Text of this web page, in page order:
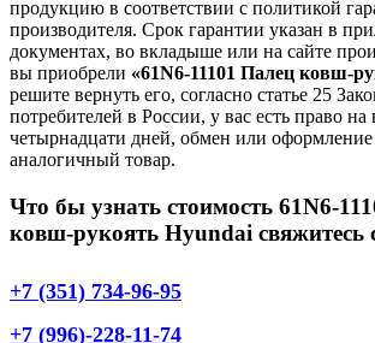
продукцию в соответствии с политикой
производителя. Срок гарантии указан в
документах, во вкладыше или на сайте
вы приобрели «61N6-11101 Палец ковш-
решите вернуть его, согласно статье 25
потребителей в России, у вас есть право на
четырнадцати дней, обмен или оформление
аналогичный товар.
Что бы узнать стоимость 61N6-
ковш-рукоять Hyundai свяжитесь
+7 (351) 734-96-95
+7 (996)-228-11-74